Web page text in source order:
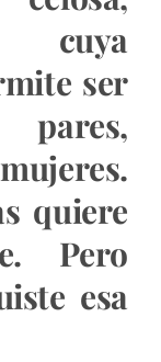
cuya
ser
quiere
Pero
esa